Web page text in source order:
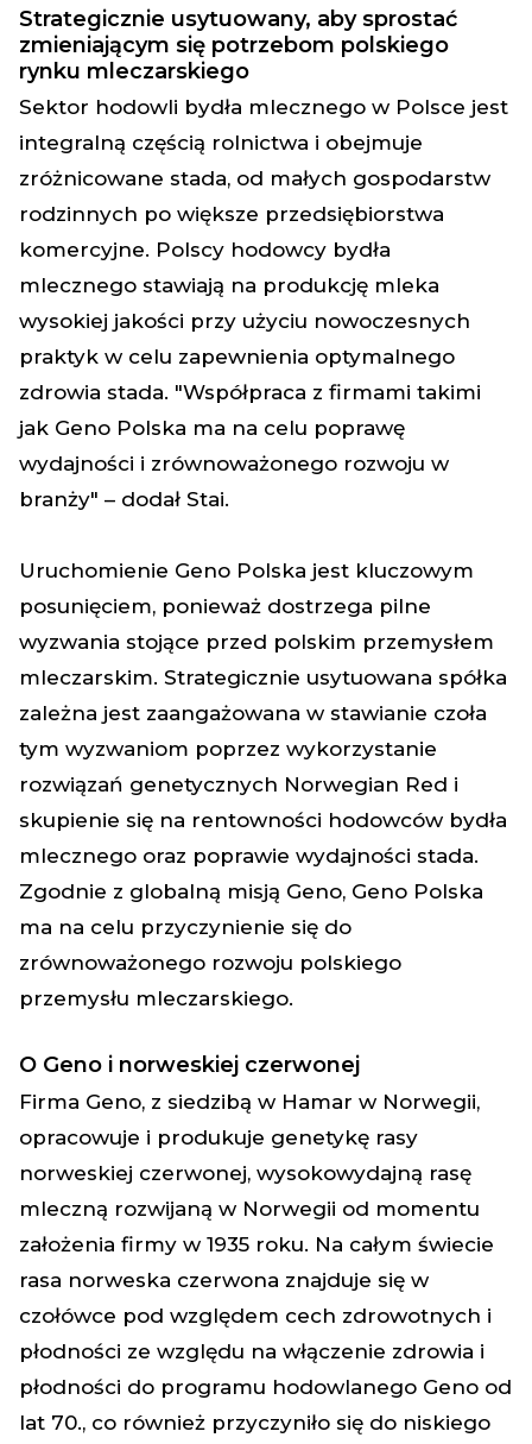
Strategicznie usytuowany, aby sprostać
zmieniającym się potrzebom polskiego
rynku mleczarskiego
Sektor hodowli bydła mlecznego w Polsce jest
integralną częścią rolnictwa i obejmuje
zróżnicowane stada, od małych gospodarstw
rodzinnych po większe przedsiębiorstwa
komercyjne. Polscy hodowcy bydła
mlecznego stawiają na produkcję mleka
wysokiej jakości przy użyciu nowoczesnych
praktyk w celu zapewnienia optymalnego
zdrowia stada. "Współpraca z firmami takimi
jak Geno Polska ma na celu poprawę
wydajności i zrównoważonego rozwoju w
branży" – dodał Stai.
Uruchomienie Geno Polska jest kluczowym
posunięciem, ponieważ dostrzega pilne
wyzwania stojące przed polskim przemysłem
mleczarskim. Strategicznie usytuowana spółka
zależna jest zaangażowana w stawianie czoła
tym wyzwaniom poprzez wykorzystanie
rozwiązań genetycznych Norwegian Red i
skupienie się na rentowności hodowców bydła
mlecznego oraz poprawie wydajności stada.
Zgodnie z globalną misją Geno, Geno Polska
ma na celu przyczynienie się do
zrównoważonego rozwoju polskiego
przemysłu mleczarskiego.
O Geno i norweskiej czerwonej
Firma Geno, z siedzibą w Hamar w Norwegii,
opracowuje i produkuje genetykę rasy
norweskiej czerwonej, wysokowydajną rasę
mleczną rozwijaną w Norwegii od momentu
założenia firmy w 1935 roku. Na całym świecie
rasa norweska czerwona znajduje się w
czołówce pod względem cech zdrowotnych i
płodności ze względu na włączenie zdrowia i
płodności do programu hodowlanego Geno od
lat 70., co również przyczyniło się do niskiego